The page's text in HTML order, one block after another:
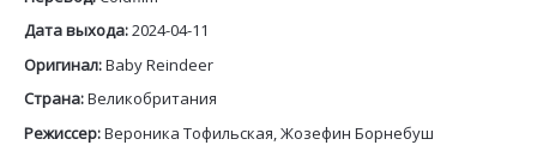
Дата выхода:2024-04-11
Оригинал:Baby Reindeer
Страна:Великобритания
Режиссер:Вероника Тофильская, Жозефин Борнебуш